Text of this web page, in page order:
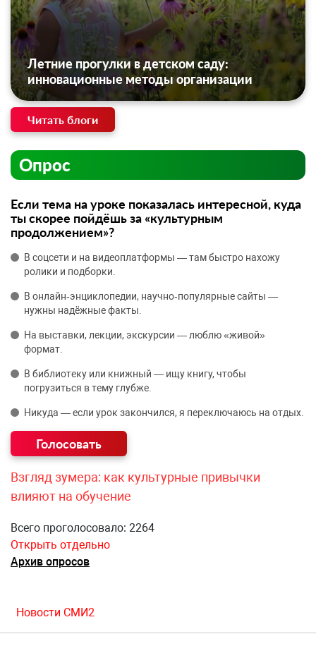
Летние прогулки в детском саду:
инновационные методы организации
Читать блоги
Опрос
Если тема на уроке показалась интересной, куда
ты скорее пойдёшь за «культурным
продолжением»?
В соцсети и на видеоплатформы — там быстро нахожу
ролики и подборки.
В онлайн‑энциклопедии, научно‑популярные сайты —
нужны надёжные факты.
На выставки, лекции, экскурсии — люблю «живой»
формат.
В библиотеку или книжный — ищу книгу, чтобы
погрузиться в тему глубже.
Никуда — если урок закончился, я переключаюсь на отдых.
Взгляд зумера: как культурные привычки
влияют на обучение
Всего проголосовало: 2264
Открыть отдельно
Архив опросов
Новости СМИ2